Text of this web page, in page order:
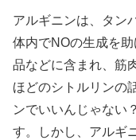
アルギニンは、タン
体内でNOの生成を
品などに含まれ、筋
ほどのシトルリンの
ンでいいんじゃない
す。しかし、アルギ